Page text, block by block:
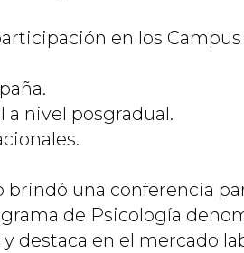
en los Campus
nivel posgradual.
una conferencia
de Psicología
destaca en el mercado